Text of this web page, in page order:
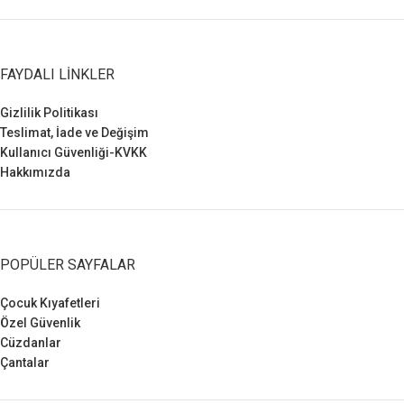
FAYDALI LINKLER
Gizlilik Politikası
Teslimat, İade ve Değişim
Kullanıcı Güvenliği-KVKK
Hakkımızda
POPÜLER SAYFALAR
Çocuk Kıyafetleri
Özel Güvenlik
Cüzdanlar
Çantalar